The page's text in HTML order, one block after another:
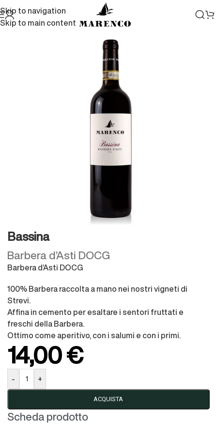
Skip to navigation
Skip to main content
Home/Vini
Bassina
Barbera d’Asti DOCG
Barbera d’Asti DOCG
100% Barbera raccolta a mano nei nostri vigneti di
Strevi.
Affina in cemento per esaltare i sentori fruttati e
freschi della Barbera.
Ottimo come aperitivo, con i salumi e con i primi.
14,00 €
- +
ACQUISTA
Scheda prodotto